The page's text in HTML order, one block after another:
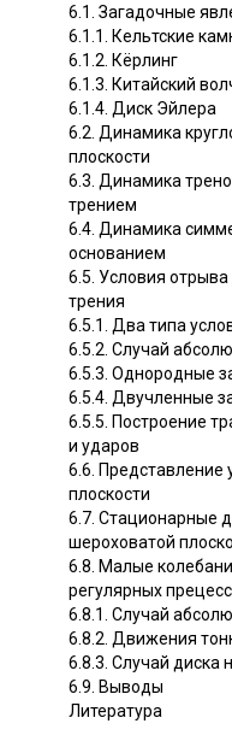
6.1. Загадочные
6.1.1. Кельтские
6.1.2. Кёрлинг
6.1.3. Китайский
6.1.4. Диск Эйлера
6.2. Динамика
плоскости
6.3. Динамика
трением
6.4. Динамика
основанием
6.5. Условия
трения
6.5.1. Два типа
6.5.2. Случай
6.5.3. Однородные
6.5.4. Двучленные
6.5.5. Построение
и ударов
6.6. Представление
плоскости
6.7. Стационарные
шероховатой
6.8. Малые
регулярных
6.8.1. Случай
6.8.2. Движения
6.8.3. Случай диска
6.9. Выводы
Литература